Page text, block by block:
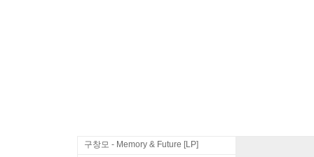
구창모 - Memory & Future [LP]